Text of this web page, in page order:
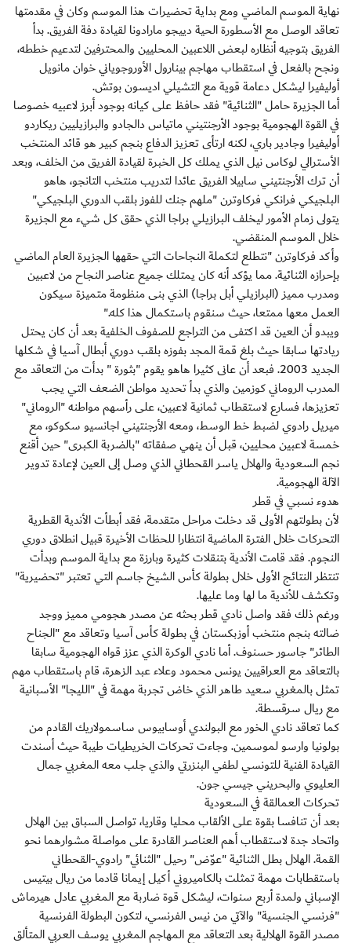
نهاية الموسم الماضي ومع بداية تحضيرات هذا الموسم وكان في مقدمتها
تعاقد الوصل مع الأسطورة الحية دييجو مارادونا لقيادة دفة الفريق. بدأ
الفريق بتوجيه أنظاره لبعض اللاعبين المحليين والمحترفين لتدعيم خططه،
ونجح بالفعل في استقطاب مهاجم بينارول الأوروجوياني خوان مانويل
أوليفيرا ليشكل دعامة قوية مع التشيلي اديسون بوتش.
أما الجزيرة حامل "الثنائية" فقد حافظ على كيانه بوجود أبرز لاعبيه خصوصا
في القوة الهجومية بوجود الأرجنتيني ماتياس دالجادو والبرازيليين ريكاردو
أوليفيرا وجادير باري، لكنه ارتأى تعزيز الدفاع بنجم كبير هو قائد المنتخب
الأسترالي لوكاس نيل الذي يملك كل الخبرة لقيادة الفريق من الخلف، وبعد
أن ترك الأرجنتيني سابيلا الفريق عائدا لتدريب منتخب التانجو، هاهو
البلجيكي فرانكي فركاوترن "ملهم جنك للفوز بلقب الدوري البلجيكي"
يتولى زمام الأمور ليخلف البرازيلي براجا الذي حقق كل شيء مع الجزيرة
خلال الموسم المنقضي.
وأكد فركاوترن "نتطلع لتكملة النجاحات التي حقهها الجزيرة العام الماضي
بإحرازه الثنائية. مما يؤكد أنه كان يمتلك جميع عناصر النجاح من لاعبين
ومدرب مميز (البرازيلي أبل براجا) الذي بنى منظومة متميزة سيكون
العمل معها ممتعا، حيث سنقوم باستكمال هذا كله."
ويبدو أن العين قد اكتفى من التراجع للصفوف الخلفية بعد أن كان يحتل
ريادتها سابقا حيث بلغ قمة المجد بفوزه بلقب دوري أبطال آسيا في شكلها
الجديد 2003. فبعد أن عانى كثيرا هاهو يقوم "بثورة " بدأت من التعاقد مع
المدرب الروماني كوزمين والذي بدأ تحديد مواطن الضعف التي يجب
تعزيزها، فسارع لاستقطاب ثمانية لاعبين، على رأسهم مواطنه "الروماني"
ميريل رادوي لضبط خط الوسط، ومعه الأرجنتيني اجانسيو سكوكو، مع
خمسة لاعبين محليين، قبل أن ينهي صفقاته "بالضربة الكبرى" حين أقنع
نجم السعودية والهلال ياسر القحطاني الذي وصل إلى العين لإعادة تدوير
الآلة الهجومية.
هدوء نسبي في قطر
لأن بطولتهم الأولى قد دخلت مراحل متقدمة، فقد أبطأت الأندية القطرية
التحركات خلال الفترة الماضية انتظارا للحظات الأخيرة قبيل انطلاق دوري
النجوم. فقد قامت الأندية بتنقلات كثيرة وبارزة مع بداية الموسم وبدأت
تنتظر النتائج الأولى خلال بطولة كأس الشيخ جاسم التي تعتبر "تحضيرية"
وتكشف للأندية ما لها وما عليها.
ورغم ذلك فقد واصل نادي قطر بحثه عن مصدر هجومي مميز ووجد
ضالته بنجم منتخب أوزبكستان في بطولة كأس آسيا وتعاقد مع "الجناح
الطائر" جاسور حسنوف. أما نادي الوكرة الذي عزز قواه الهجومية سابقا
بالتعاقد مع العراقيين يونس محمود وعلاء عبد الزهرة، قام باستقطاب مهم
تمثل بالمغربي سعيد طاهر الذي خاض تجربة مهمة في "الليجا" الأسبانية
مع ريال سرقسطة.
كما تعاقد نادي الخور مع البولندي أوسابيوس ساسمولاريك القادم من
بولونيا وارسو لموسمين. وجاءت تحركات الخريطيات طيبة حيث أسندت
القيادة الفنية للتونسي لطفي البنزرتي والذي جلب معه المغربي جمال
العليوي والبحريني جيسي جون.
تحركات العمالقة في السعودية
بعد أن تنافسا بقوة على الألقاب محليا وقاريا، تواصل السباق بين الهلال
واتحاد جدة لاستقطاب أهم العناصر القادرة على مواصلة مشوارهما نحو
القمة. الهلال بطل الثنائية "عوّض" رحيل "الثنائي" رادوي-القحطاني
باستقطابات مهمة تمثلت بالكاميروني أكيل إيمانا قادما من ريال بيتيس
الإسباني ولمدة أربع سنوات، ليشكل قوة ضاربة مع المغربي عادل هيرماش
"فرنسي الجنسية" والآتي من نيس الفرنسي، لتكون البطولة الفرنسية
مصدر القوة الهلالية بعد التعاقد مع المهاجم المغربي يوسف العربي المتألق